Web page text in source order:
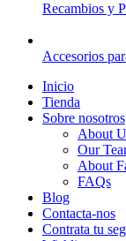
Recambios y
Accesorios
Inicio
Tienda
Sobre nosotros
About
Our
About
FAQs
Blog
Contacta-nos
Contrata tu